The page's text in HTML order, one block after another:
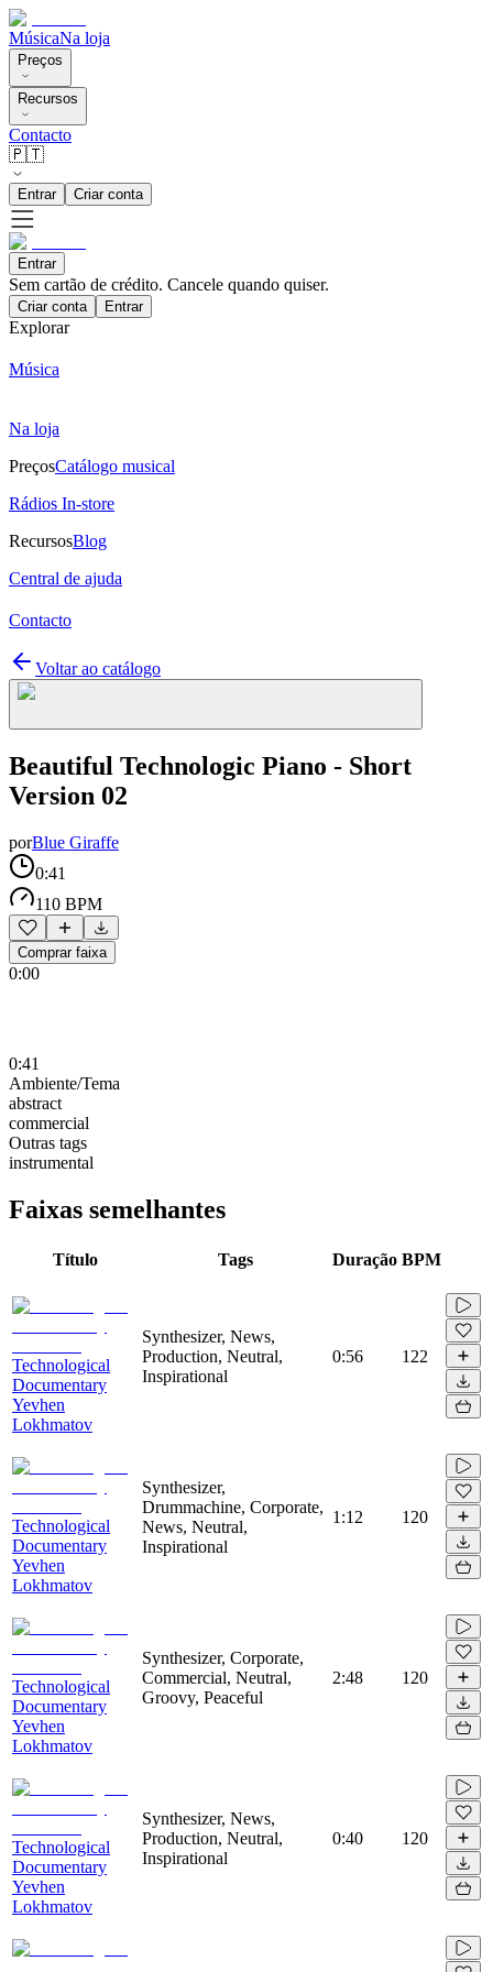
MúsicaNa loja
Preços
Recursos
Contacto
🇵🇹
Entrar Criar conta
Entrar
Sem cartão de crédito. Cancele quando quiser.
Criar conta Entrar
Explorar
Música
Na loja
PreçosCatálogo musical
Rádios In-store
RecursosBlog
Central de ajuda
Contacto
Voltar ao catálogo
Beautiful Technologic Piano - Short
Version 02
porBlue Giraffe
0:41
110 BPM
Comprar faixa
0:00
0:41
Ambiente/Tema
abstract
commercial
Outras tags
instrumental
Faixas semelhantes
Título Tags Duração BPM
Technological
Documentary
Yevhen
Lokhmatov
Synthesizer, News,
Production, Neutral,
Inspirational
0:56 122
Technological
Documentary
Yevhen
Lokhmatov
Synthesizer,
Drummachine, Corporate,
News, Neutral,
Inspirational
1:12 120
Technological
Documentary
Yevhen
Lokhmatov
Synthesizer, Corporate,
Commercial, Neutral,
Groovy, Peaceful
2:48 120
Technological
Documentary
Yevhen
Lokhmatov
Synthesizer, News,
Production, Neutral,
Inspirational
0:40 120